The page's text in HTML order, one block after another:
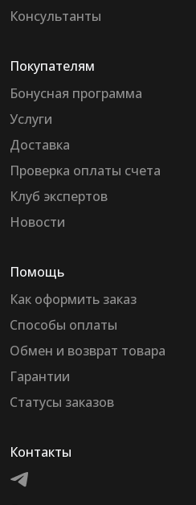
Консультанты
Покупателям
Бонусная программа
Услуги
Доставка
Проверка оплаты счета
Клуб экспертов
Новости
Помощь
Как оформить заказ
Способы оплаты
Обмен и возврат товара
Гарантии
Статусы заказов
Контакты